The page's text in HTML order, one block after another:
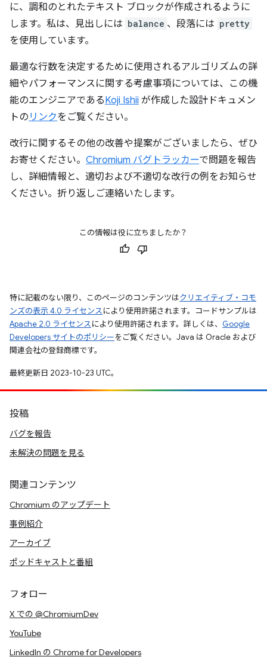
に、調和のとれたテキスト ブロックが作成されるように
します。私は、見出しには balance 、段落には pretty
を使用しています。
最適な行数を決定するために使用されるアルゴリズムの詳
細やパフォーマンスに関する考慮事項については、この機
能のエンジニアであるKoji Ishii が作成した設計ドキュメン
トの リンクをご覧ください。
改行に関するその他の改善や提案がございましたら、ぜひ
お寄せください。 Chromium バグトラッカーで問題を報告
し、詳細情報と、適切および不適切な改行の例をお知らせ
ください。折り返しご連絡いたします。
この情報は役に立ちましたか？
特に記載のない限り、このページのコンテンツはクリエイティブ・コモ
ンズの表示 4.0 ライセンスにより使用許諾されます。コードサンプルは
Apache 2.0 ライセンスにより使用許諾されます。詳しくは、 Google
Developers サイトのポリシーをご覧ください。Java は Oracle および
関連会社の登録商標です。
最終更新日 2023-10-23 UTC。
投稿
バグを報告
未解決の問題を見る
関連コンテンツ
Chromium のアップデート
事例紹介
アーカイブ
ポッドキャストと番組
フォロー
X での @ChromiumDev
YouTube
LinkedIn の Chrome for Developers